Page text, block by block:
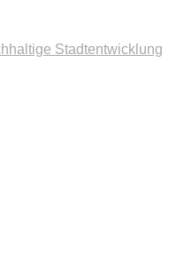
Stadtentwicklung